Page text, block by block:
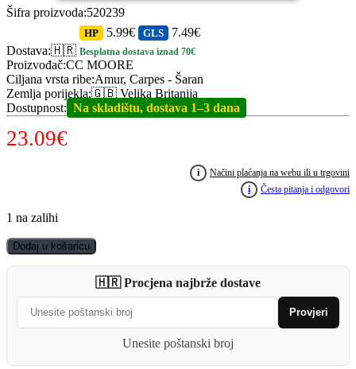
Šifra proizvoda:520239
Dostava:🇭🇷
HP 5.99€ GLS 7.49€
Besplatna dostava iznad 70€
Proizvođač:CC MOORE
Ciljana vrsta ribe:Amur, Carpes - Šaran
Zemlja porijekla:🇬🇧 Velika Britanija
Dostupnost: Na skladištu, dostava 1–3 dana
23.09€
i
Načini plaćanja na webu ili u trgovini
i
Česta pitanja i odgovori
1 na zalihi
CC
MOORE
PVA
Mix
Live
Dodaj u košaricu
🇭🇷 Procjena najbrže dostave
Provjeri
Unesite poštanski broj